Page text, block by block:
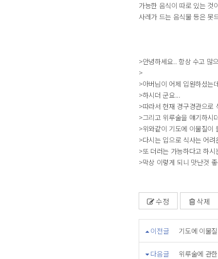
가능한 음식이 따로 있는 것
사레가 드는 음식물 등은 못
>안녕하세요.. 항상 수고 많
>
>아버님이 어제 입원하셨는
>하시더 군요...
>따라서 현재 경구경관으로
>그리고 위루술을 얘기하시
>위와같이 기도에 이물질이
>다시는 입으로 식사는 어려
>또 더러는 가능하다고 하
>막상 이렇게 되니 맛난것
수정 삭제
이전글 기도에 이물
다음글 위루술에 관